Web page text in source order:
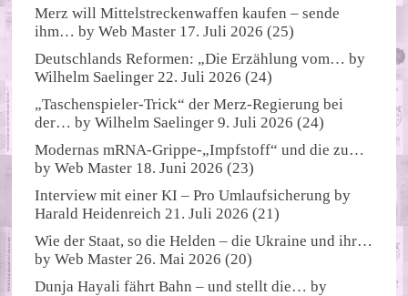
Merz will Mittelstreckenwaffen kaufen – sende
ihm… byWeb Master 17. Juli 2026 (25)
Deutschlands Reformen: „Die Erzählung vom… by
Wilhelm Saelinger 22. Juli 2026 (24)
„Taschenspieler-Trick“ der Merz-Regierung bei
der… byWilhelm Saelinger 9. Juli 2026 (24)
Modernas mRNA-Grippe-„Impfstoff“ und die zu…
byWeb Master 18. Juni 2026 (23)
Interview mit einer KI – Pro Umlaufsicherung by
Harald Heidenreich 21. Juli 2026 (21)
Wie der Staat, so die Helden – die Ukraine und ihr…
byWeb Master 26. Mai 2026 (20)
Dunja Hayali fährt Bahn – und stellt die… by